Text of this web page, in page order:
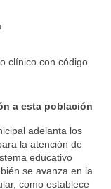
clínico con código
a esta población
adelanta los
la atención de
educativo
se avanza en la
como establece